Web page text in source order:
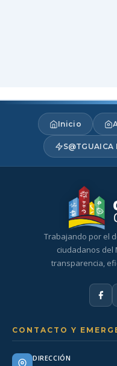
Inicio
S@TGUAICA
Trabajando por el
ciudadanos del
transparencia,
CONTACTO Y
DIRECCIÓN